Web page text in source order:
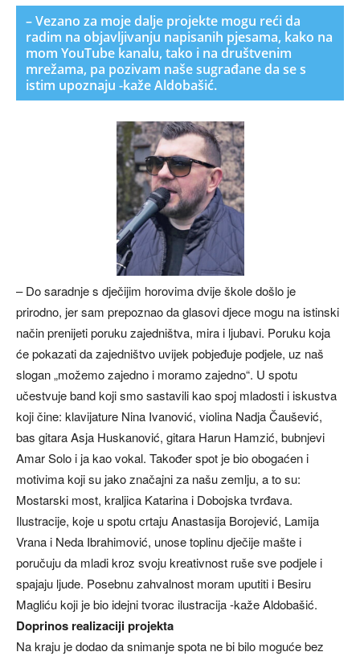
– Vezano za moje dalje projekte mogu reći da
radim na objavljivanju napisanih pjesama, kako na
mom YouTube kanalu, tako i na društvenim
mrežama, pa pozivam naše sugrađane da se s
istim upoznaju -kaže Aldobašić.
– Do saradnje s dječijim horovima dvije škole došlo je
prirodno, jer sam prepoznao da glasovi djece mogu na istinski
način prenijeti poruku zajedništva, mira i ljubavi. Poruku koja
će pokazati da zajedništvo uvijek pobjeđuje podjele, uz naš
slogan „možemo zajedno i moramo zajedno“. U spotu
učestvuje band koji smo sastavili kao spoj mladosti i iskustva
koji čine: klavijature Nina Ivanović, violina Nadja Čaušević,
bas gitara Asja Huskanović, gitara Harun Hamzić, bubnjevi
Amar Solo i ja kao vokal. Također spot je bio obogaćen i
motivima koji su jako značajni za našu zemlju, a to su:
Mostarski most, kraljica Katarina i Dobojska tvrđava.
Ilustracije, koje u spotu crtaju Anastasija Borojević, Lamija
Vrana i Neda Ibrahimović, unose toplinu dječije mašte i
poručuju da mladi kroz svoju kreativnost ruše sve podjele i
spajaju ljude. Posebnu zahvalnost moram uputiti i Besiru
Magliću koji je bio idejni tvorac ilustracija -kaže Aldobašić.
Doprinos realizaciji projekta
Na kraju je dodao da snimanje spota ne bi bilo moguće bez